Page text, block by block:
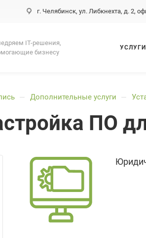
г. Челябинск, ул. Либкнехта, д. 2,
IT-решения,
бизнесу
УСЛУГИ
— Дополнительные услуги —
ПО